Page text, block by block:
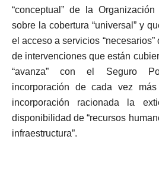
“conceptual” de la
sobre la cobertura “universal” y
el acceso a servicios “necesarios”
de intervenciones que están
“avanza” con el Seguro
incorporación de cada vez más
incorporación racionada la
disponibilidad de “recursos
infraestructura”.